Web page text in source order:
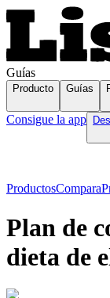
Guías
Producto Guías
Consigue la app
ProductosCompara
Plan de
dieta de